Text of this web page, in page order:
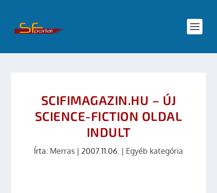
SCIFIMAGAZIN.HU – ÚJ
SCIENCE-FICTION OLDAL
INDULT
Írta: Merras | 2007.11.06. | Egyéb kategória